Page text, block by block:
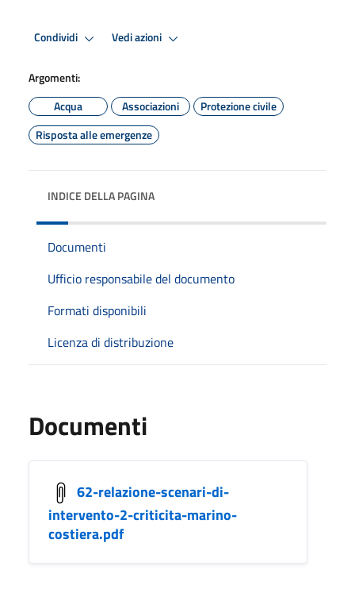
Condividi Vedi azioni
Argomenti:
Acqua
Associazioni
Protezione civile
Risposta alle emergenze
INDICE DELLA PAGINA
Documenti
Ufficio responsabile del documento
Formati disponibili
Licenza di distribuzione
Documenti
62-relazione-scenari-di-
intervento-2-criticita-marino-
costiera.pdf